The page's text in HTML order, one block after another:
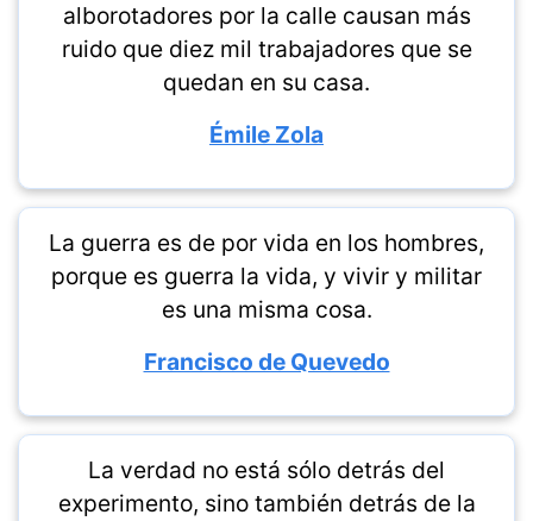
alborotadores por la calle causan más
ruido que diez mil trabajadores que se
quedan en su casa.
Émile Zola
La guerra es de por vida en los hombres,
porque es guerra la vida, y vivir y militar
es una misma cosa.
Francisco de Quevedo
La verdad no está sólo detrás del
experimento, sino también detrás de la